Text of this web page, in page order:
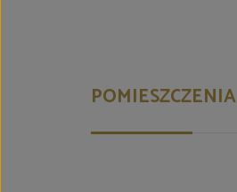
POMIESZCZENIA